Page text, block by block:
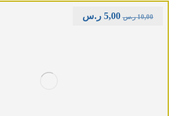
10,00 ر.س 5,00 ر.س